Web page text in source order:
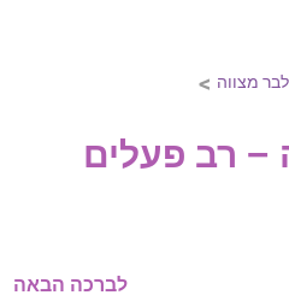
מצווה >
– רב פעלים
לברכה הבאה